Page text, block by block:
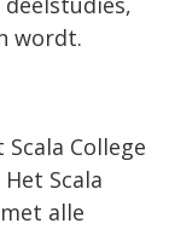
wordt.
College
Scala
alle